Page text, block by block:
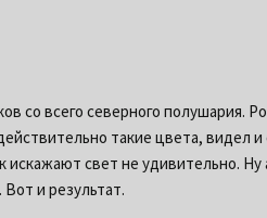
со всего северного полушария.
такие цвета, видел и
свет не удивительно. Ну
и результат.